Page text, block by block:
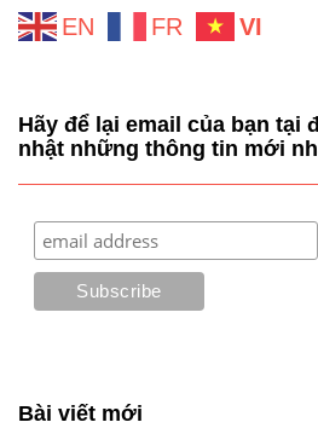
EN FR VI
Hãy để lại email của bạn tại
nhật những thông tin mới
Bài viết mới